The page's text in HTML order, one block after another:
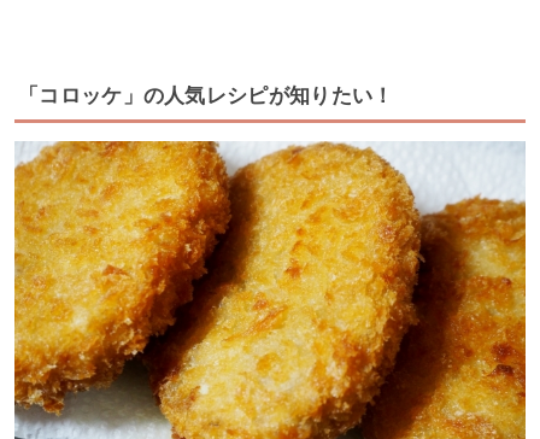
「コロッケ」の人気レシピが知りたい！